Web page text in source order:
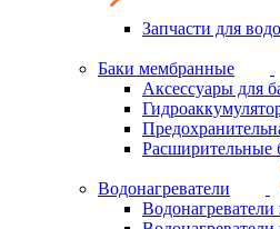
Запчасти для
Баки мембранные
Аксессуары для
Расширительные
Водонагреватели